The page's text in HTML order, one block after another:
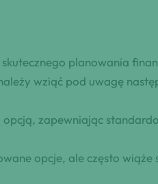
planowania
wziąć pod uwagę
zapewniając
opcje, ale często